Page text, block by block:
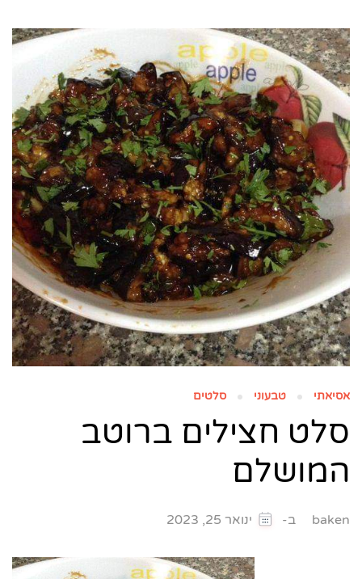
אסיאתי טבעוני סלטים
סלט חצילים ברוטב
המושלם
baken ב- ינואר 25, 2023